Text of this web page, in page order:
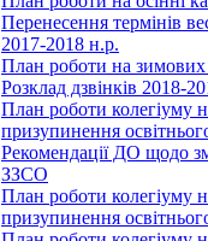
Перенесення термінів
2017-2018 н.р.
План роботи на зимових
Розклад дзвінків 2018-
План роботи колегіуму
призупинення
Рекомендації ДО щодо
ЗЗСО
План роботи колегіуму
призупинення